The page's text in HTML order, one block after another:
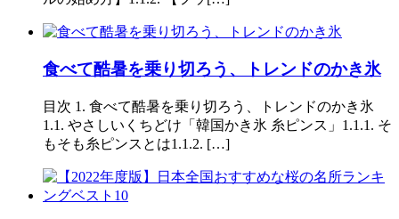
食べて酷暑を乗り切ろう、トレンドのかき氷
目次 1. 食べて酷暑を乗り切ろう、トレンドのかき氷
1.1. やさしいくちどけ「韓国かき氷 糸ピンス」1.1.1. そ
もそも糸ピンスとは1.1.2. […]